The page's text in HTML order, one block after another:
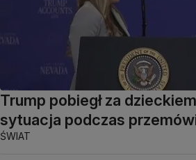
Trump pobiegł za
sytuacja podczas
ŚWIAT